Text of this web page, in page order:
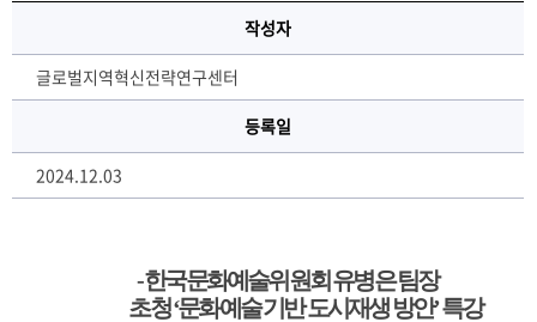
작성자
글로벌지역혁신전략연구센터
등록일
2024.12.03
- 한국문화예술위원회 유병은 팀장
초청 ‘문화예술 기반 도시재생 방안’ 특강